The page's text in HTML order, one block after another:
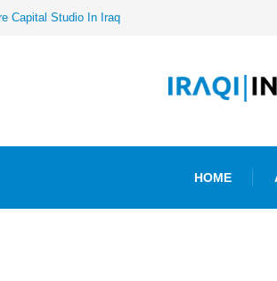
Capital Studio In Iraq
HOME